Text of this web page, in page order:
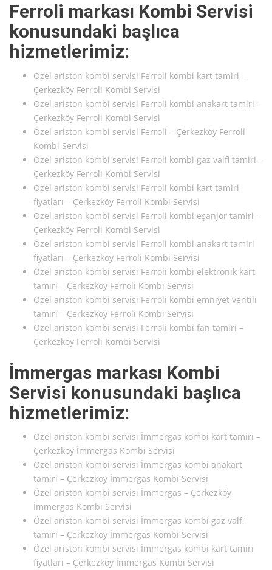
Ferroli markası Kombi Servisi
konusundaki başlıca
hizmetlerimiz:
Özel ariston kombi servisi Ferroli kombi kart tamiri –
Çerkezköy Ferroli Kombi Servisi
Özel ariston kombi servisi Ferroli kombi anakart tamiri –
Çerkezköy Ferroli Kombi Servisi
Özel ariston kombi servisi Ferroli – Çerkezköy Ferroli
Kombi Servisi
Özel ariston kombi servisi Ferroli kombi gaz valfi tamiri –
Çerkezköy Ferroli Kombi Servisi
Özel ariston kombi servisi Ferroli kombi kart tamiri
fiyatları – Çerkezköy Ferroli Kombi Servisi
Özel ariston kombi servisi Ferroli kombi eşanjör tamiri –
Çerkezköy Ferroli Kombi Servisi
Özel ariston kombi servisi Ferroli kombi anakart tamiri
fiyatları – Çerkezköy Ferroli Kombi Servisi
Özel ariston kombi servisi Ferroli kombi elektronik kart
tamiri – Çerkezköy Ferroli Kombi Servisi
Özel ariston kombi servisi Ferroli kombi emniyet ventili
tamiri – Çerkezköy Ferroli Kombi Servisi
Özel ariston kombi servisi Ferroli kombi fan tamiri –
Çerkezköy Ferroli Kombi Servisi
İmmergas markası Kombi
Servisi konusundaki başlıca
hizmetlerimiz:
Özel ariston kombi servisi İmmergas kombi kart tamiri –
Çerkezköy İmmergas Kombi Servisi
Özel ariston kombi servisi İmmergas kombi anakart
tamiri – Çerkezköy İmmergas Kombi Servisi
Özel ariston kombi servisi İmmergas – Çerkezköy
İmmergas Kombi Servisi
Özel ariston kombi servisi İmmergas kombi gaz valfi
tamiri – Çerkezköy İmmergas Kombi Servisi
Özel ariston kombi servisi İmmergas kombi kart tamiri
fiyatları – Çerkezköy İmmergas Kombi Servisi